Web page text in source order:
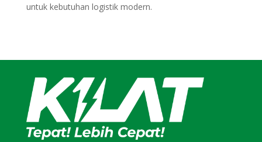
untuk kebutuhan logistik modern.